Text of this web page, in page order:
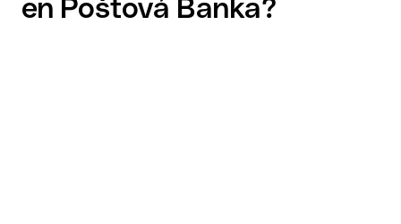
en Poštová Banka?